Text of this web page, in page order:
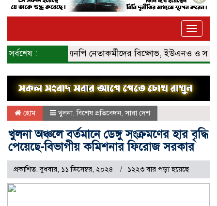
Toggle
সর্বশেষ : বিএনপি নেতাকর্মীদের বিক্ষোভ, ইউএনও ও
হোম খুলনা,বিশেষ প্রতিবেদন,সারা দেশ
খুলনা অঞ্চলে বর্তমানে ডেঙ্গু সংক্রমণের হার বৃদ্ধি
পেয়েছে-বিভাগীয় কমিশনার ফিরোজ সরকার
প্রকাশিত: বুধবার, ১১ ডিসেম্বর, ২০২৪ ১২২৩ বার পড়া হয়েছে